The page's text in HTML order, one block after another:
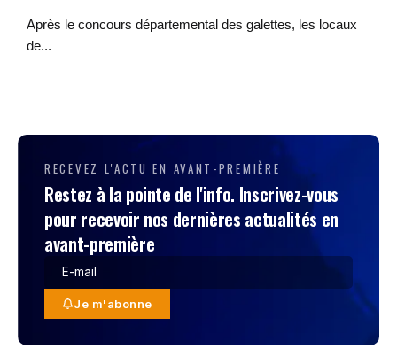
Après le concours départemental des galettes, les locaux
de...
RECEVEZ L'ACTU EN AVANT-PREMIÈRE
Restez à la pointe de l'info. Inscrivez-vous
pour recevoir nos dernières actualités en
avant-première
Je m'abonne